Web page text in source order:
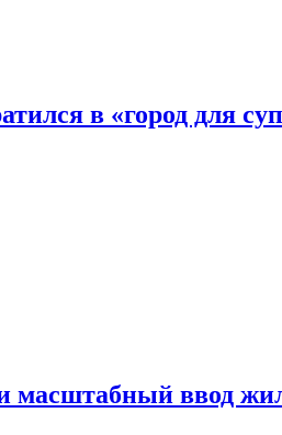
в «город для
масштабный ввод